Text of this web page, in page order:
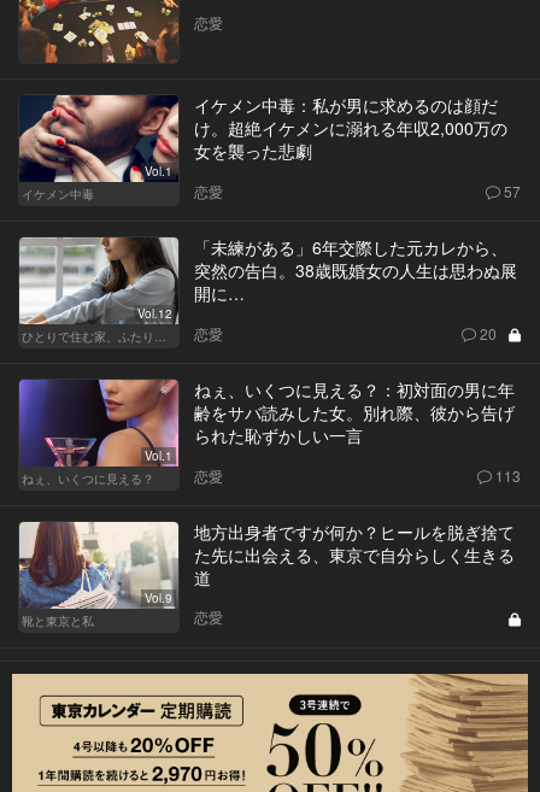
恋愛
Vol.1
イケメン中毒
イケメン中毒：私が男に求めるのは顔だ
け。超絶イケメンに溺れる年収2,000万の
女を襲った悲劇
恋愛 57
Vol.12
ひとりで住む家、ふたりで棲む家
「未練がある」6年交際した元カレから、
突然の告白。38歳既婚女の人生は思わぬ展
開に…
恋愛 20
Vol.1
ねぇ、いくつに見える？
ねぇ、いくつに見える？：初対面の男に年
齢をサバ読みした女。別れ際、彼から告げ
られた恥ずかしい一言
恋愛 113
Vol.9
靴と東京と私
地方出身者ですが何か？ヒールを脱ぎ捨て
た先に出会える、東京で自分らしく生きる
道
恋愛